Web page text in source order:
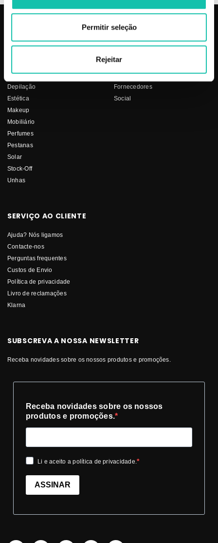
Permitir seleção
Rejeitar
Cabelo
Depilação
Estética
Makeup
Mobiliário
Perfumes
Pestanas
Solar
Stock-Off
Unhas
COSMÉTICA CLICK
Termos e condições
Os nossos preços
Fornecedores
Social
SERVIÇO AO CLIENTE
Ajuda? Nós ligamos
Contacte-nos
Perguntas frequentes
Custos de Envio
Política de privacidade
Livro de reclamações
Klarna
SUBSCREVA A NOSSA NEWSLETTER
Receba novidades sobre os nossos produtos e promoções.
Receba novidades sobre os nossos
produtos e promoções.
Li e aceito a política de privacidade.
ASSINAR